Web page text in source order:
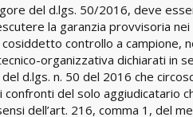
del d.lgs. 50/2016, deve
la garanzia provvisoria
controllo a campione,
organizzativa dichiarati in
d.lgs. n. 50 del 2016 che
del solo aggiudicatario
dell’art. 216, comma 1, del